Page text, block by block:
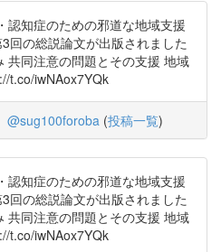
認知症のための邪道な地域支援
回の総説論文が出版されました
共同注意の問題とその支援 地域
t.co/iwNAox7YQk
@sug100foroba (投稿一覧)
認知症のための邪道な地域支援
回の総説論文が出版されました
共同注意の問題とその支援 地域
t.co/iwNAox7YQk